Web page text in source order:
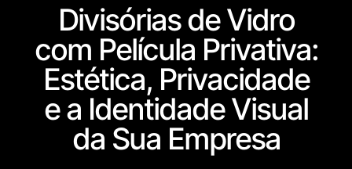
Divisórias de Vidro
com Película Privativa:
Estética, Privacidade
e a Identidade Visual
da Sua Empresa